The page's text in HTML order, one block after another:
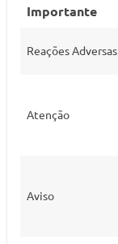
Importante
Reações Adversas
Atenção
Aviso